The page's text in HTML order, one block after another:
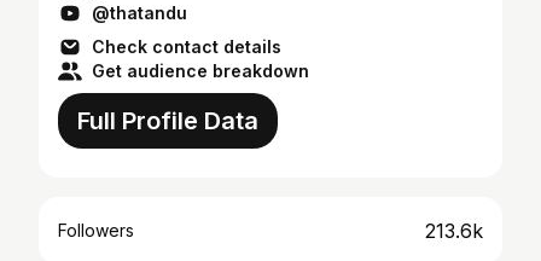
@thatandu
Check contact details
Get audience breakdown
Full Profile Data
Followers 213.6k